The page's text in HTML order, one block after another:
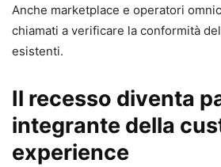
Anche marketplace e operatori
chiamati a verificare la conformità
esistenti.
Il recesso diventa
integrante della
experience